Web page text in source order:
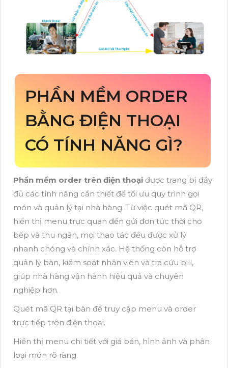
PHẦN MỀM ORDER
BẰNG ĐIỆN THOẠI
CÓ TÍNH NĂNG GÌ?
Phần mềm order trên điện thoại được trang bị đầy
đủ các tính năng cần thiết để tối ưu quy trình gọi
món và quản lý tại nhà hàng. Từ việc quét mã QR,
hiển thị menu trực quan đến gửi đơn tức thời cho
bếp và thu ngân, mọi thao tác đều được xử lý
nhanh chóng và chính xác. Hệ thống còn hỗ trợ
quản lý bàn, kiểm soát nhân viên và tra cứu bill,
giúp nhà hàng vận hành hiệu quả và chuyên
nghiệp hơn.
Quét mã QR tại bàn để truy cập menu và order
trực tiếp trên điện thoại.
Hiển thị menu chi tiết với giá bán, hình ảnh và phân
loại món rõ ràng.